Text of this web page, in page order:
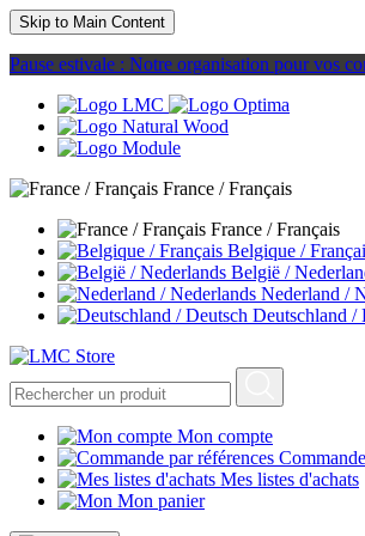
Skip to Main Content
Pause estivale : Notre organisation pour vos
France / Français
France / Français
Belgique /
België /
Nederland /
Deutschland /
Mon compte
Mes listes d'achats
Mon panier